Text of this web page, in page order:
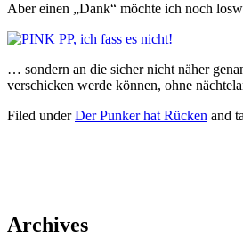
Aber einen „Dank“ möchte ich noch
… sondern an die sicher nicht näher
verschicken werde können, ohne
Filed underDer Punker hat Rücken and
Archives